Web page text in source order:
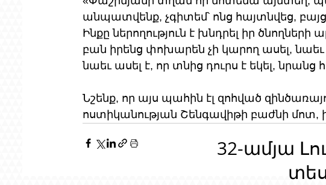
անպատվենք, չգիտեմ՝ ոնց հայտնվեց,
Ինքը ներողություն է խնդրել իր
բան իրենց փոխարեն չի կարող ասել, նաեւ
նաեւ ասել է, որ տնից դուրս է եկել,
Նշենք, որ այս պահին էլ զոհված
ոստիկանության Շենգավիթի բաժնի մոտ,
32-ամյա